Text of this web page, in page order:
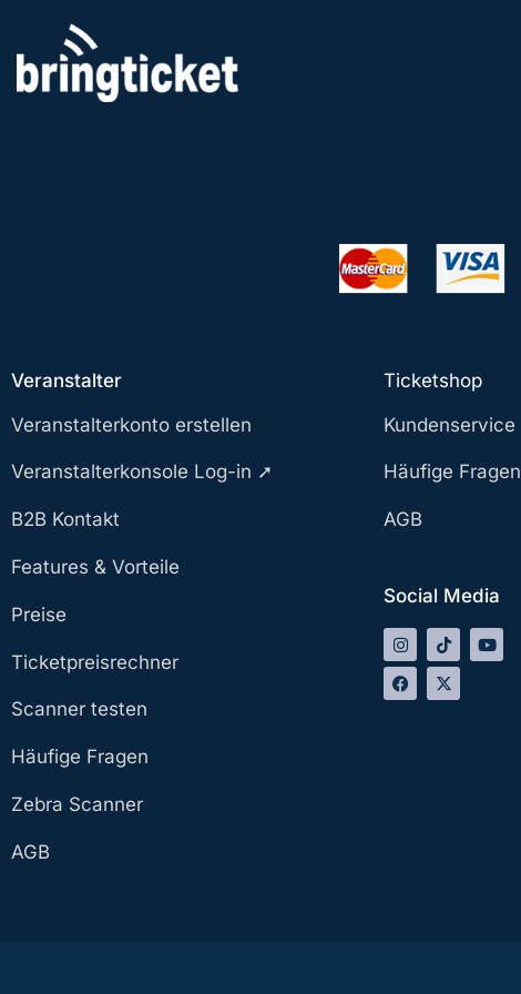
Zum
Inhalt
Veranstalter
Veranstalterkonto erstellen
Veranstalterkonsole Log-in ➚
B2B Kontakt
Features & Vorteile
Preise
Ticketpreisrechner
Scanner testen
Häufige Fragen
Zebra Scanner
AGB
Ticketshop
Kundenservice
Häufige Fragen
AGB
Social Media